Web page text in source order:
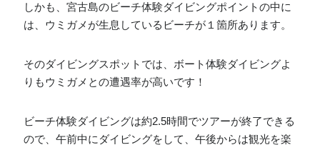
しかも、宮古島のビーチ体験ダイビングポイントの中に
は、ウミガメが生息しているビーチが１箇所あります。
そのダイビングスポットでは、ボート体験ダイビングよ
りもウミガメとの遭遇率が高いです！
ビーチ体験ダイビングは約2.5時間でツアーが終了できる
ので、午前中にダイビングをして、午後からは観光を楽